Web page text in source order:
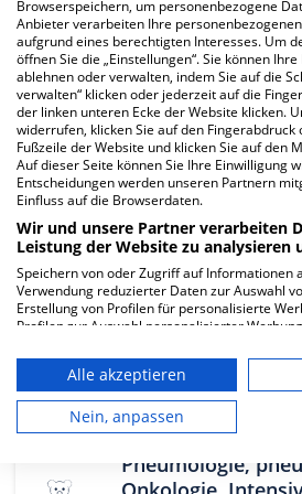
Anzeige
Fachabteilungen
Thoraxchirurgie
Pneumologie,
Browserspeichern, um personenbezogene
Anbieter verarbeiten Ihre
aufgrund eines berechtigten Interesses. Um
öffnen Sie die „Einstellungen“. Sie können
ablehnen oder verwalten, indem Sie auf die
verwalten“ klicken oder jederzeit auf die
der linken unteren Ecke der Website klicken.
widerrufen, klicken Sie auf den Fingerabdruck
Fußzeile der Website und klicken Sie auf den
Auf dieser Seite können Sie Ihre Einwilligung
Entscheidungen werden unseren Partnern
Einfluss auf die Browserdaten.
Wir und unsere Partner verarbeiten
Leistung der Website zu analysieren
Speichern von oder Zugriff auf Informationen
Verwendung reduzierter Daten zur Auswahl
Erstellung von Profilen für personalisierte
Profilen zur Auswahl personalisierter
personalisierter Inhalte. Messung der
Performance von Inhalten. Analyse von
oder Kombinationen von Daten aus
und Verbesserung der Angebote.
Auswahl von Inhalten.
die USA gesendet werden.
Alle akzeptieren
Nein, anpassen